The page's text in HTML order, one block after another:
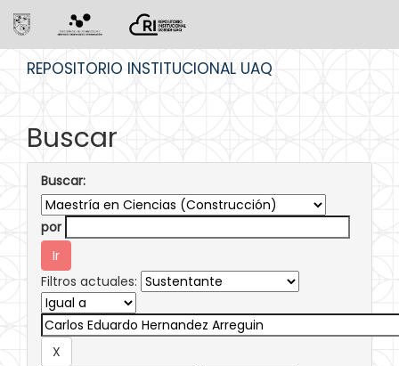
REPOSITORIO INSTITUCIONAL UAQ
Buscar
Buscar:
por
Filtros actuales: